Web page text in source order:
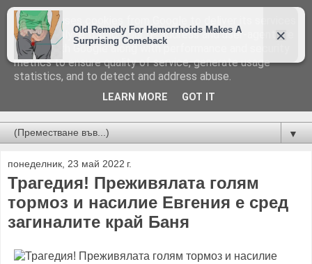
Новини от Бургас, страната и света!
▼
понеделник, 23 май 2022 г.
Трагедия! Преживялата голям
тормоз и насилие Евгения е сред
загиналите край Баня
This site uses cookies from Google to deliver its services
and to analyze traffic. Your IP address and user-agent are
shared with Google along with performance and security
metrics to ensure quality of service, generate usage
statistics, and to detect and address abuse.
LEARN MORE GOT IT